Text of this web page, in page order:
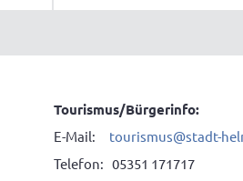
Tourismus/Bürgerinfo:
E-Mail: tourismus@stadt-
Telefon: 05351 171717